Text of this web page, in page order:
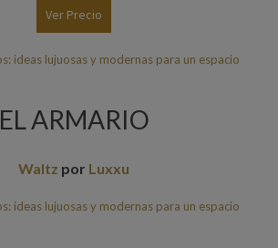
Ver Precio
EL ARMARIO
Waltz por Luxxu